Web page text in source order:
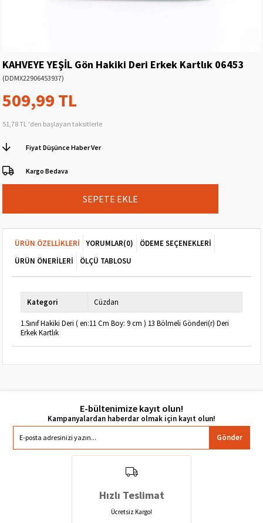
KAHVEYE YEŞİL Gön Hakiki Deri Erkek Kartlık 06453
(DDMX22906453937)
509,99 TL
51,78 TL 'den başlayan taksitlerle
Fiyat Düşünce Haber Ver
Kargo Bedava
ÜRÜN ÖZELLIKLERI YORUMLAR(0)
ÖDEME SEÇENEKLERI
ÜRÜN ÖNERILERI
ÖLÇÜ TABLOSU
Kategori Cüzdan
1.Sınıf Hakiki Deri ( en:11 Cm Boy: 9 cm ) 13 Bölmeli Gönderi(r) Deri
Erkek Kartlık
E-bültenimize kayıt olun!
Gönder
Hızlı Teslimat
Ücretsiz Kargo!